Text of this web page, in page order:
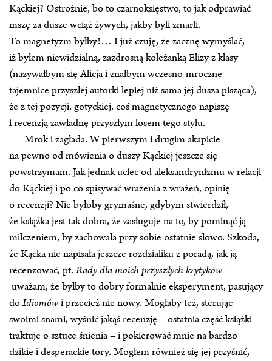
Kąckiej? Ostrożnie, bo to czarnoksięstwo, to jak odprawiać
mszę za dusze wciąż żywych, jakby byli zmarli.
To magnetyzm byłby!… I już czuję, że zacznę wymyślać,
iż byłem niewidzialną, zazdrosną koleżanką Elizy z klasy
(nazywałbym się Alicja i znałbym wczesno‑mroczne
tajemnice przyszłej autorki lepiej niż sama jej dusza pisząca),
że z tej pozycji, gotyckiej, coś magnetycznego napiszę
i recenzją zawładnę przyszłym losem tego stylu.
Mrok i zagłada. W pierwszym i drugim akapicie
na pewno od mówienia o duszy Kąckiej jeszcze się
powstrzymam. Jak jednak uciec od aleksandrynizmu w relacji
do Kąckiej i po co spisywać wrażenia z wrażeń, opinię
o recenzji? Nie byłoby grymaśne, gdybym stwierdził,
że książka jest tak dobra, że zasługuje na to, by pominąć ją
milczeniem, by zachowała przy sobie ostatnie słowo. Szkoda,
że Kącka nie napisała jeszcze rozdzialiku z poradą, jak ją
recenzować, pt. Rady dla moich przyszłych krytyków–
uważam, że byłby to dobry formalnie eksperyment, pasujący
doIdiomówi przecież nie nowy. Mogłaby też, sterując
swoimi snami, wyśnić jakąś recenzję – ostatnia część książki
traktuje o sztuce śnienia – i pokierować mnie na bardzo
dzikie i desperackie tory. Mogłem również się jej przyśnić,